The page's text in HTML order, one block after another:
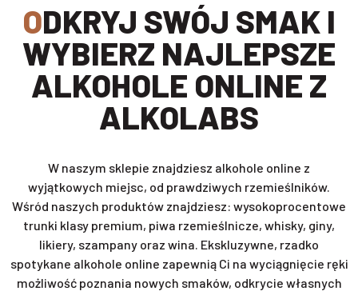
ODKRYJ SWÓJ SMAK I
WYBIERZ NAJLEPSZE
ALKOHOLE ONLINE Z
ALKOLABS
W naszym sklepie znajdziesz alkohole online z
wyjątkowych miejsc, od prawdziwych rzemieślników.
Wśród naszych produktów znajdziesz: wysokoprocentowe
trunki klasy premium, piwa rzemieślnicze, whisky, giny,
likiery, szampany oraz wina. Ekskluzywne, rzadko
spotykane alkohole online zapewnią Ci na wyciągnięcie ręki
możliwość poznania nowych smaków, odkrycie własnych